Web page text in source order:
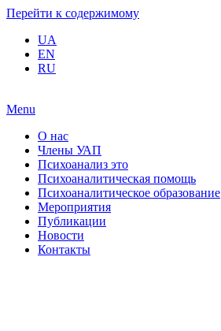
Перейти к содержимому
UA
EN
RU
Menu
О нас
Члены УАП
Психоанализ это
Психоаналитическая помощь
Психоаналитическое образование
Мероприятия
Публикации
Новости
Контакты